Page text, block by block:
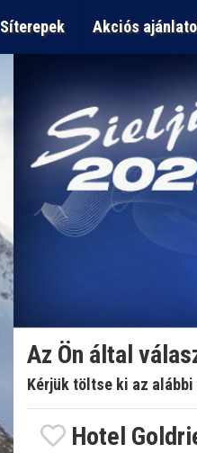
Síterepek Akciós
Az Ön által
Kérjük töltse ki az
Hotel